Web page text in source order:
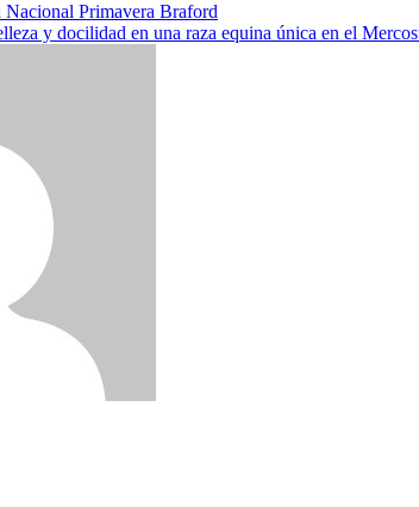
Nacional Primavera Braford
y docilidad en una raza equina única en el